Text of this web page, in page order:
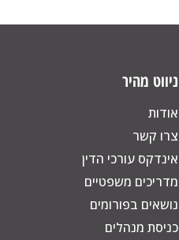
ניווט מהיר
אודות
צרו קשר
אינדקס עורכי הדין
מדריכים משפטיים
נושאים בפורומים
כניסת מנהלים